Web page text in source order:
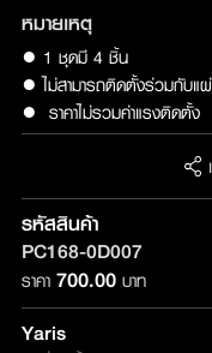
หมายเหตุ
● 1 ชุดมี 4 ชิ้น
● ไม่สามารถติดตั้งร่วมกับแ
●  ราคาไม่รวมค่าแรงติดตั้ง
รหัสสินค้า
PC168-0D007
ราคา 700.00บาท
Yaris